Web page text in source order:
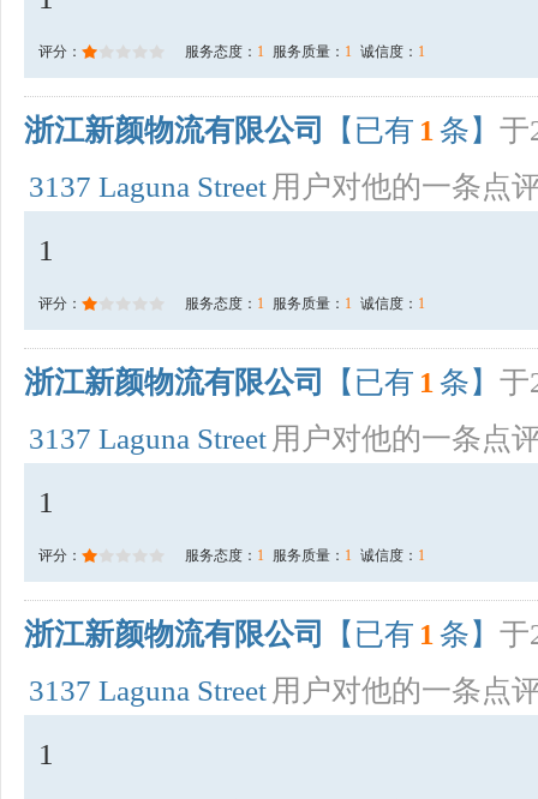
评分： 服务态度： 1 服务质量： 1 诚信度： 1
浙江新颜物流有限公司 【已有 1 条】 于
3137 Laguna Street 用户对他的一条点
1
评分： 服务态度： 1 服务质量： 1 诚信度： 1
浙江新颜物流有限公司 【已有 1 条】 于
3137 Laguna Street 用户对他的一条点
1
评分： 服务态度： 1 服务质量： 1 诚信度： 1
浙江新颜物流有限公司 【已有 1 条】 于
3137 Laguna Street 用户对他的一条点
1